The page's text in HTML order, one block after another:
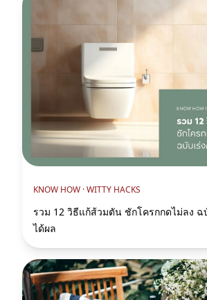
KNOW HOW ·WITTY HACKS
รวม 12 วิธีแก้ส้วมตัน ชักโครกกดไม่ลง ฉ
ได้ผล